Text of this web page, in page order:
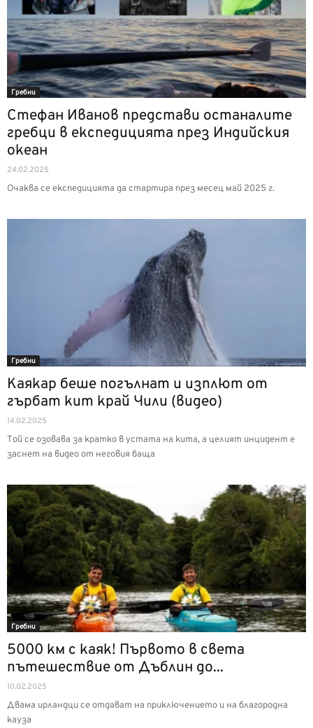
Гребни
Стефан Иванов представи останалите
гребци в експедицията през Индийския
океан
24.02.2025
Очаква се експедицията да стартира през месец май 2025 г.
Гребни
Каякар беше погълнат и изплют от
гърбат кит край Чили (видео)
14.02.2025
Той се озовава за кратко в устата на кита, а целият инцидент е
заснет на видео от неговия баща
Гребни
5000 км с каяк! Първото в света
пътешествие от Дъблин до...
10.02.2025
Двама ирландци се отдават на приключението и на благородна
кауза